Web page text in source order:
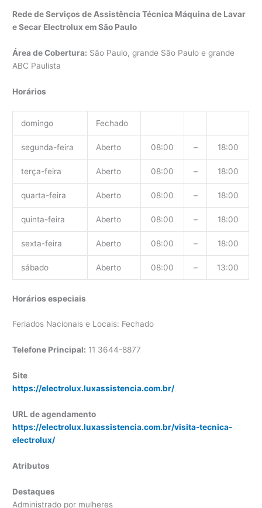
Rede de Serviços de Assistência Técnica Máquina de Lavar
e Secar Electrolux em São Paulo
Área de Cobertura: São Paulo, grande São Paulo e grande
ABC Paulista
Horários
domingo Fechado
segunda-feira Aberto 08:00 – 18:00
terça-feira Aberto 08:00 – 18:00
quarta-feira Aberto 08:00 – 18:00
quinta-feira Aberto 08:00 – 18:00
sexta-feira Aberto 08:00 – 18:00
sábado Aberto 08:00 – 13:00
Horários especiais
Feriados Nacionais e Locais: Fechado
Telefone Principal: 11 3644-8877
Site
https://electrolux.luxassistencia.com.br/
URL de agendamento
https://electrolux.luxassistencia.com.br/visita-tecnica-
electrolux/
Atributos
Destaques
Administrado por mulheres